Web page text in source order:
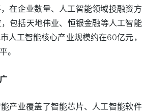
在企业数量、人工智能领域投融资方
包括天地伟业、恒银金融等人工智能
人工智能核心产业规模约在60亿元，
。
产业覆盖了智能芯片、人工智能软件